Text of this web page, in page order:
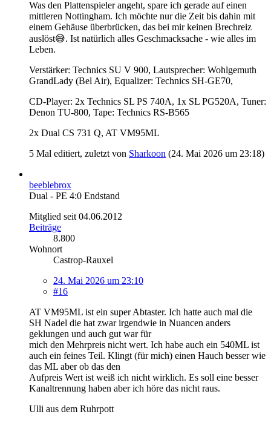
Was den Plattenspieler angeht, spare ich gerade auf einen
mittleren Nottingham. Ich möchte nur die Zeit bis dahin mit
einem Gehäuse überbrücken, das bei mir keinen Brechreiz
auslöst😅. Ist natürlich alles Geschmacksache - wie alles im
Leben.
Verstärker: Technics SU V 900, Lautsprecher: Wohlgemuth
GrandLady (Bel Air), Equalizer: Technics SH-GE70,
CD-Player: 2x Technics SL PS 740A, 1x SL PG520A, Tuner:
Denon TU-800, Tape: Technics RS-B565
2x Dual CS 731 Q, AT VM95ML
5 Mal editiert, zuletzt von Sharkoon (24. Mai 2026 um 23:18)
beeblebrox
Dual - PE 4:0 Endstand
Mitglied seit 04.06.2012
Beiträge
8.800
Wohnort
Castrop-Rauxel
24. Mai 2026 um 23:10
#16
AT VM95ML ist ein super Abtaster. Ich hatte auch mal die
SH Nadel die hat zwar irgendwie in Nuancen anders
geklungen und auch gut war für
mich den Mehrpreis nicht wert. Ich habe auch ein 540ML ist
auch ein feines Teil. Klingt (für mich) einen Hauch besser wie
das ML aber ob das den
Aufpreis Wert ist weiß ich nicht wirklich. Es soll eine besser
Kanaltrennung haben aber ich höre das nicht raus.
Ulli aus dem Ruhrpott